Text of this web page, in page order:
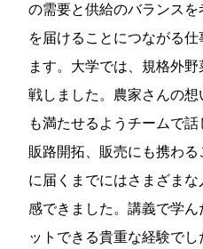
の需要と供給のバランス
を届けることにつながる
ます。大学では、規格外
戦しました。農家さんの
も満たせるようチームで話
販路開拓、販売にも携わ
に届くまでにはさまざま
感できました。講義で学
ットできる貴重な経験で